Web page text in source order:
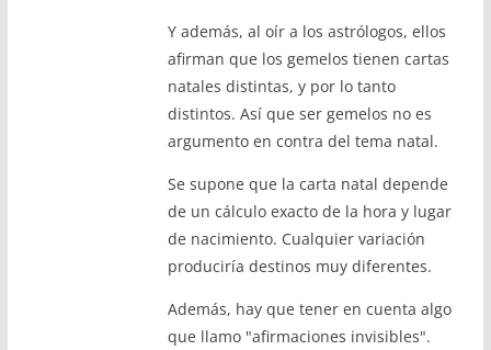
Y además, al oír a los astrólogos, ellos
afirman que los gemelos tienen cartas
natales distintas, y por lo tanto
distintos. Así que ser gemelos no es
argumento en contra del tema natal.
Se supone que la carta natal depende
de un cálculo exacto de la hora y lugar
de nacimiento. Cualquier variación
produciría destinos muy diferentes.
Además, hay que tener en cuenta algo
que llamo "afirmaciones invisibles".